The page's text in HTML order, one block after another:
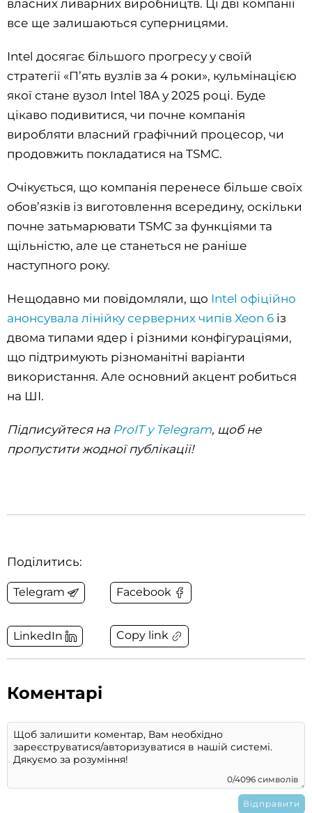
власних ливарних виробництв. Ці дві компанії
все ще залишаються суперницями.
Intel досягає більшого прогресу у своїй
стратегії «П’ять вузлів за 4 роки», кульмінацією
якої стане вузол Intel 18A у 2025 році. Буде
цікаво подивитися, чи почне компанія
виробляти власний графічний процесор, чи
продовжить покладатися на TSMC.
Очікується, що компанія перенесе більше своїх
обов’язків із виготовлення всередину, оскільки
почне затьмарювати TSMC за функціями та
щільністю, але це станеться не раніше
наступного року.
Нещодавно ми повідомляли, що Intel офіційно
анонсувала лінійку серверних чипів Xeon 6 із
двома типами ядер і різними конфігураціями,
що підтримують різноманітні варіанти
використання. Але основний акцент робиться
на ШІ.
Підписуйтеся на ProIT у Telegram, щоб не
пропустити жодної публікації!
Поділитись:
Telegram Facebook
LinkedIn Copy link
Коментарі
0/4096 символів